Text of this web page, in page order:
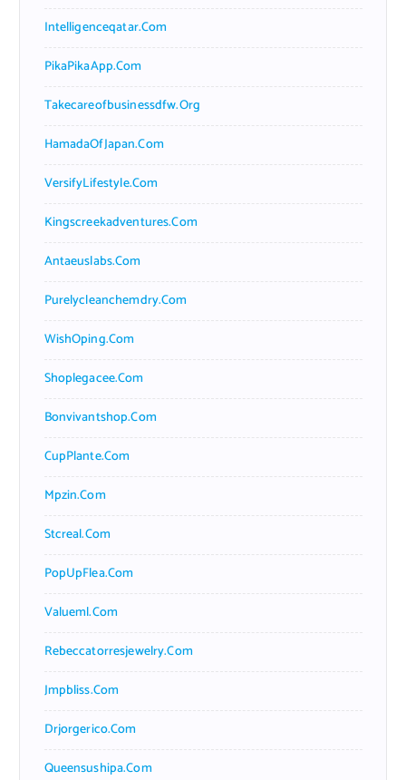
Intelligenceqatar.com
PikaPikaApp.com
Takecareofbusinessdfw.org
HamadaOfJapan.com
VersifyLifestyle.com
Kingscreekadventures.com
Antaeuslabs.com
Purelycleanchemdry.com
WishOping.com
Shoplegacee.com
Bonvivantshop.com
CupPlante.com
Mpzin.com
Stcreal.com
PopUpFlea.com
Valueml.com
Rebeccatorresjewelry.com
Jmpbliss.com
Drjorgerico.com
Queensushipa.com